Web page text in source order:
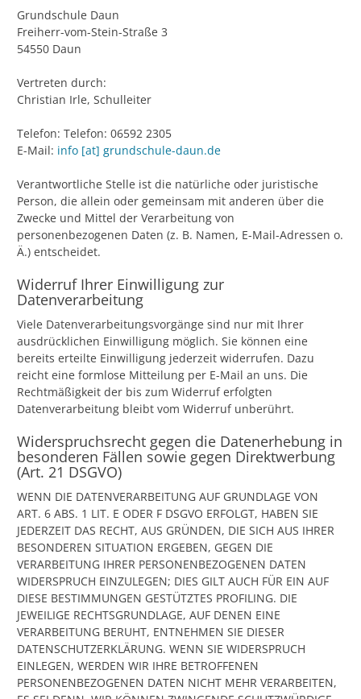
Grundschule Daun
Freiherr-vom-Stein-Straße 3
54550 Daun
Vertreten durch:
Christian Irle, Schulleiter
Telefon: Telefon: 06592 2305
E-Mail: info [at] grundschule-daun.de
Verantwortliche Stelle ist die natürliche oder juristische
Person, die allein oder gemeinsam mit anderen über die
Zwecke und Mittel der Verarbeitung von
personenbezogenen Daten (z. B. Namen, E-Mail-Adressen o.
Ä.) entscheidet.
Widerruf Ihrer Einwilligung zur
Datenverarbeitung
Viele Datenverarbeitungsvorgänge sind nur mit Ihrer
ausdrücklichen Einwilligung möglich. Sie können eine
bereits erteilte Einwilligung jederzeit widerrufen. Dazu
reicht eine formlose Mitteilung per E-Mail an uns. Die
Rechtmäßigkeit der bis zum Widerruf erfolgten
Datenverarbeitung bleibt vom Widerruf unberührt.
Widerspruchsrecht gegen die Datenerhebung in
besonderen Fällen sowie gegen Direktwerbung
(Art. 21 DSGVO)
WENN DIE DATENVERARBEITUNG AUF GRUNDLAGE VON
ART. 6 ABS. 1 LIT. E ODER F DSGVO ERFOLGT, HABEN SIE
JEDERZEIT DAS RECHT, AUS GRÜNDEN, DIE SICH AUS IHRER
BESONDEREN SITUATION ERGEBEN, GEGEN DIE
VERARBEITUNG IHRER PERSONENBEZOGENEN DATEN
WIDERSPRUCH EINZULEGEN; DIES GILT AUCH FÜR EIN AUF
DIESE BESTIMMUNGEN GESTÜTZTES PROFILING. DIE
JEWEILIGE RECHTSGRUNDLAGE, AUF DENEN EINE
VERARBEITUNG BERUHT, ENTNEHMEN SIE DIESER
DATENSCHUTZERKLÄRUNG. WENN SIE WIDERSPRUCH
EINLEGEN, WERDEN WIR IHRE BETROFFENEN
PERSONENBEZOGENEN DATEN NICHT MEHR VERARBEITEN,